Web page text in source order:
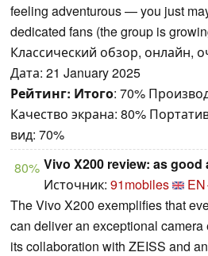
feeling adventurous — you just
dedicated fans (the group is
Классический обзор, онлайн,
Дата: 21 January 2025
Рейтинг: Итого: 70%
Качество экрана: 80%
вид: 70%
80% Vivo X200 review: as
Источник: 91mobiles
The Vivo X200 exemplifies that
can deliver an exceptional
its collaboration with ZEISS and